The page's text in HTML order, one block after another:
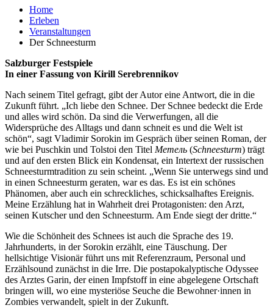
Home
Erleben
Veranstaltungen
Der Schneesturm
Salzburger Festspiele
In einer Fassung von Kirill Serebrennikov
Nach seinem Titel gefragt, gibt der Autor eine Antwort, die in die
Zukunft führt. „Ich liebe den Schnee. Der Schnee bedeckt die Erde
und alles wird schön. Da sind die Verwerfungen, all die
Widersprüche des Alltags und dann schneit es und die Welt ist
schön“, sagt Vladimir Sorokin im Gespräch über seinen Roman, der
wie bei Puschkin und Tolstoi den Titel Метель (Schneesturm) trägt
und auf den ersten Blick ein Kondensat, ein Intertext der russischen
Schneesturmtradition zu sein scheint. „Wenn Sie unterwegs sind und
in einen Schneesturm geraten, war es das. Es ist ein schönes
Phänomen, aber auch ein schreckliches, schicksalhaftes Ereignis.
Meine Erzählung hat in Wahrheit drei Protagonisten: den Arzt,
seinen Kutscher und den Schneesturm. Am Ende siegt der dritte.“
Wie die Schönheit des Schnees ist auch die Sprache des 19.
Jahrhunderts, in der Sorokin erzählt, eine Täuschung. Der
hellsichtige Visionär führt uns mit Referenzraum, Personal und
Erzählsound zunächst in die Irre. Die postapokalyptische Odyssee
des Arztes Garin, der einen Impfstoff in eine abgelegene Ortschaft
bringen will, wo eine mysteriöse Seuche die Bewohner·innen in
Zombies verwandelt, spielt in der Zukunft.